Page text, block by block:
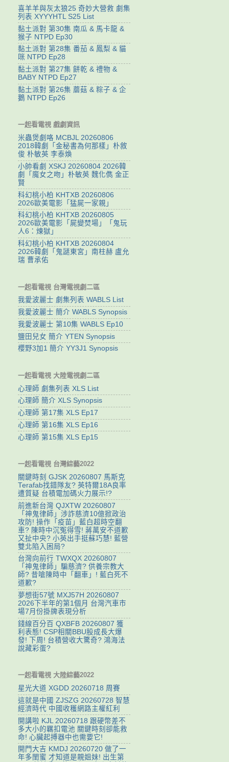
喜羊羊與灰太狼25 奇妙大營救 劇集
列表 XYYYHTL S25 List
黏土派對 第30集 南瓜 & 馬卡龍 &
猴子 NTPD Ep30
黏土派對 第28集 番茄 & 鳳梨 & 貓
咪 NTPD Ep28
黏土派對 第27集 餅乾 & 禮物 &
BABY NTPD Ep27
黏土派對 第26集 蘑菇 & 粽子 & 企
鵝 NTPD Ep26
一起看電視 戲劇資訊
米蟲煲劇咯 MCBJL 20260806
2018韓劇「金秘書為何那樣」朴敘
俊 朴敏英 李泰煥
小帥看劇 XSKJ 20260804 2026韓
劇「魔女之吻」朴敏英 魏化儁 金正
賢
科幻桃小柏 KHTXB 20260806
2026歐美電影「猛屍一家親」
科幻桃小柏 KHTXB 20260805
2026歐美電影「屍變焚場」「鬼玩
人6：煉獄」
科幻桃小柏 KHTXB 20260804
2026韓劇「鬼謎東宮」南柱赫 盧允
瑞 曹承佑
一起看電視 台灣電視劇二區
我愛波麗士 劇集列表 WABLS List
我愛波麗士 簡介 WABLS Synopsis
我愛波麗士 第10集 WABLS Ep10
鹽田兒女 簡介 YTEN Synopsis
櫻野3加1 簡介 YY3J1 Synopsis
一起看電視 大陸電視劇二區
心理師 劇集列表 XLS List
心理師 簡介 XLS Synopsis
心理師 第17集 XLS Ep17
心理師 第16集 XLS Ep16
心理師 第15集 XLS Ep15
一起看電視 台灣綜藝2022
關鍵時刻 GJSK 20260807 馬斯克
Terafab找錯隊友? 英特爾18A良率
遭質疑 台積電加碼火力展示!?
前進新台灣 QJXTW 20260807
「神鬼律師」涉詐慈濟10億掀政治
攻防! 操作「疫苗」藍白超時空翻
車? 陳時中沉冤得雪! 蔣萬安不道歉
又扯中央? 小英出手挺蘇巧慧! 藍營
雙北陷入困局?
台灣向前行 TWXQX 20260807
「神鬼律師」騙慈濟? 供養宗教大
師? 昔嗆陳時中「翻車」! 藍白死不
道歉?
夢想街57號 MXJ57H 20260807
2026下半年的第1個月 台灣汽車市
場7月份掛牌表現分析
錢線百分百 QXBFB 20260807 獲
利表態! CSP相關BBU股成長大爆
發! 下周! 台積營收大驚奇? 鴻海法
說藏彩蛋?
一起看電視 大陸綜藝2022
星光大道 XGDD 20260718 周賽
這就是中國 ZJSZG 20260728 智慧
經濟時代 中國收穫網路主權紅利
開講啦 KJL 20260718 跟硬幣差不
多大小的羈扣電池 關鍵時刻卻能救
命! 心臟起搏器中也需要它!
開門大吉 KMDJ 20260720 做了一
年多閨蜜 才知道是親姐妹! 出生第